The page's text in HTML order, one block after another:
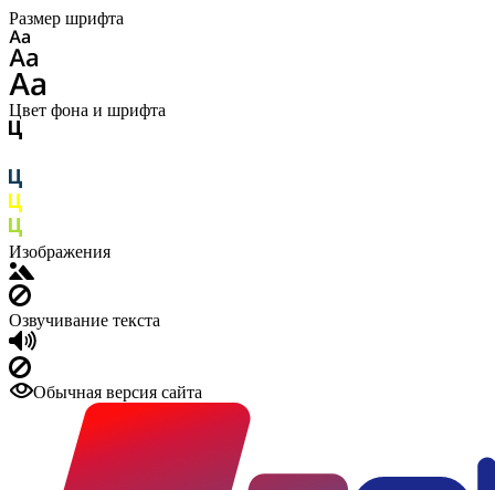
Размер шрифта
Цвет фона и шрифта
Изображения
Озвучивание текста
Обычная версия сайта